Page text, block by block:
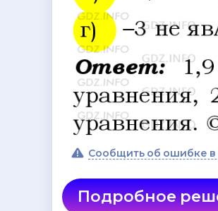
Сообщить об ошибке
Подробное